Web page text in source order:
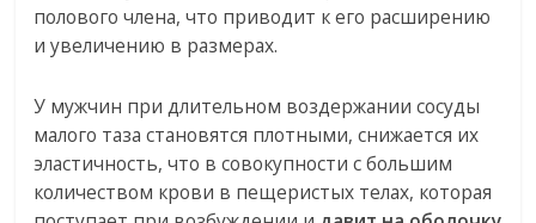
полового члена, что приводит к его расширению
и увеличению в размерах.
У мужчин при длительном воздержании сосуды
малого таза становятся плотными, снижается их
эластичность, что в совокупности с большим
количеством крови в пещеристых телах, которая